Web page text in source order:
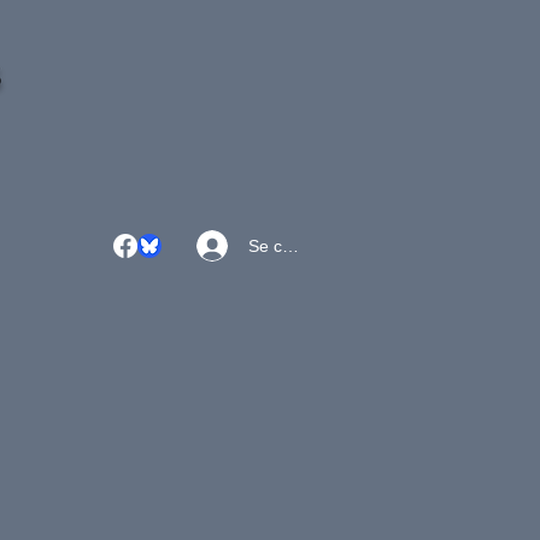
Se connecter